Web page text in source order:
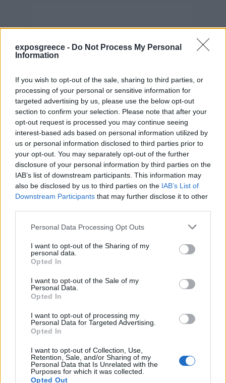
exposgreece - Do Not Process My Personal
Information
If you wish to opt-out of the sale, sharing to third parties, or
processing of your personal or sensitive information for
targeted advertising by us, please use the below opt-out
section to confirm your selection. Please note that after your
opt-out request is processed you may continue seeing
interest-based ads based on personal information utilized by
us or personal information disclosed to third parties prior to
your opt-out. You may separately opt-out of the further
disclosure of your personal information by third parties on the
IAB’s list of downstream participants. This information may
also be disclosed by us to third parties on the IAB’s List of
Downstream Participants that may further disclose it to other
Personal Data Processing Opt Outs
I want to opt-out of the Sharing of my
personal data.
Opted In
I want to opt-out of the Sale of my
Personal Data.
Opted In
I want to opt-out of processing my
Personal Data for Targeted Advertising.
Opted In
I want to opt-out of Collection, Use,
Retention, Sale, and/or Sharing of my
Personal Data that Is Unrelated with the
Purposes for which it was collected.
Opted Out